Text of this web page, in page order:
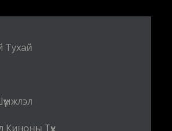
Тухай
Түүх